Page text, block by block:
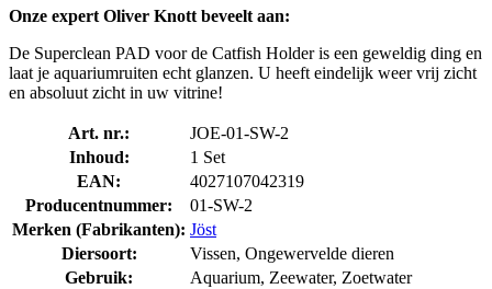
Onze expert Oliver Knott beveelt aan:
De Superclean PAD voor de Catfish Holder is een geweldig ding en
laat je aquariumruiten echt glanzen. U heeft eindelijk weer vrij zicht
en absoluut zicht in uw vitrine!
Art. nr.:
JOE-01-SW-2
Inhoud:
1 Set
EAN:
4027107042319
Producentnummer:
01-SW-2
Merken (Fabrikanten): Jöst
Diersoort:
Vissen, Ongewervelde dieren
Gebruik:
Aquarium, Zeewater, Zoetwater